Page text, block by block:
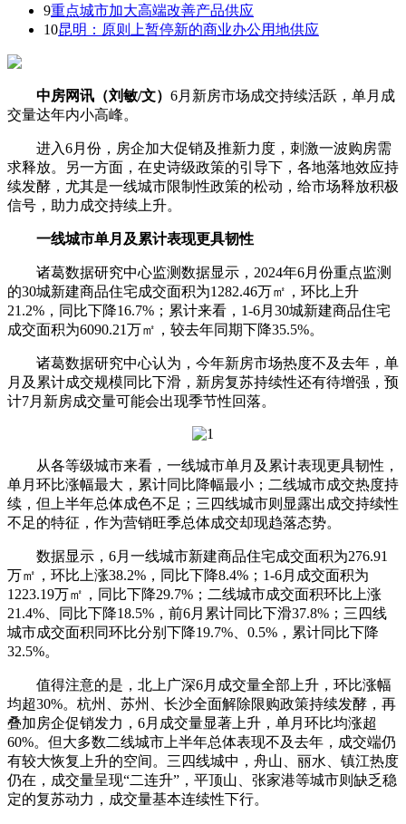
9重点城市加大高端改善产品供应
10昆明：原则上暂停新的商业办公用地供应
中房网讯（刘敏/文） 6月新房市场成交持续活跃，单月成
交量达年内小高峰。
进入6月份，房企加大促销及推新力度，刺激一波购房需
求释放。另一方面，在史诗级政策的引导下，各地落地效应持
续发酵，尤其是一线城市限制性政策的松动，给市场释放积极
信号，助力成交持续上升。
一线城市单月及累计表现更具韧性
诸葛数据研究中心监测数据显示，2024年6月份重点监测
的30城新建商品住宅成交面积为1282.46万㎡，环比上升
21.2%，同比下降16.7%；累计来看，1-6月30城新建商品住宅
成交面积为6090.21万㎡，较去年同期下降35.5%。
诸葛数据研究中心认为，今年新房市场热度不及去年，单
月及累计成交规模同比下滑，新房复苏持续性还有待增强，预
计7月新房成交量可能会出现季节性回落。
从各等级城市来看，一线城市单月及累计表现更具韧性，
单月环比涨幅最大，累计同比降幅最小；二线城市成交热度持
续，但上半年总体成色不足；三四线城市则显露出成交持续性
不足的特征，作为营销旺季总体成交却现趋落态势。
数据显示，6月一线城市新建商品住宅成交面积为276.91
万㎡，环比上涨38.2%，同比下降8.4%；1-6月成交面积为
1223.19万㎡，同比下降29.7%；二线城市成交面积环比上涨
21.4%、同比下降18.5%，前6月累计同比下滑37.8%；三四线
城市成交面积同环比分别下降19.7%、0.5%，累计同比下降
32.5%。
值得注意的是，北上广深6月成交量全部上升，环比涨幅
均超30%。杭州、苏州、长沙全面解除限购政策持续发酵，再
叠加房企促销发力，6月成交量显著上升，单月环比均涨超
60%。但大多数二线城市上半年总体表现不及去年，成交端仍
有较大恢复上升的空间。三四线城中，舟山、丽水、镇江热度
仍在，成交量呈现“二连升”，平顶山、张家港等城市则缺乏稳
定的复苏动力，成交量基本连续性下行。